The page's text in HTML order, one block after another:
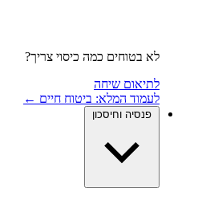
לא בטוחים כמה כיסוי צריך?
לתיאום שיחה
לעמוד המלא: ביטוח חיים ←
פנסיה וחיסכון